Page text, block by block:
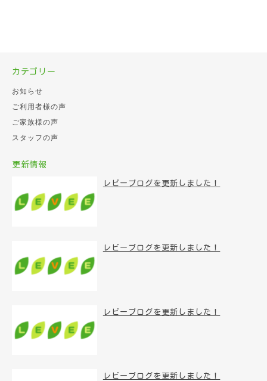
カテゴリー
お知らせ
ご利用者様の声
ご家族様の声
スタッフの声
更新情報
レビーブログを更新しました！
レビーブログを更新しました！
レビーブログを更新しました！
レビーブログを更新しました！